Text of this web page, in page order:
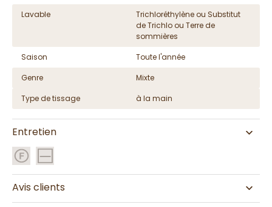
Lavable
Trichloréthylène ou Substitut
de Trichlo ou Terre de
sommières
Saison
Toute l'année
Genre
Mixte
Type de tissage
à la main
Entretien
Avis clients